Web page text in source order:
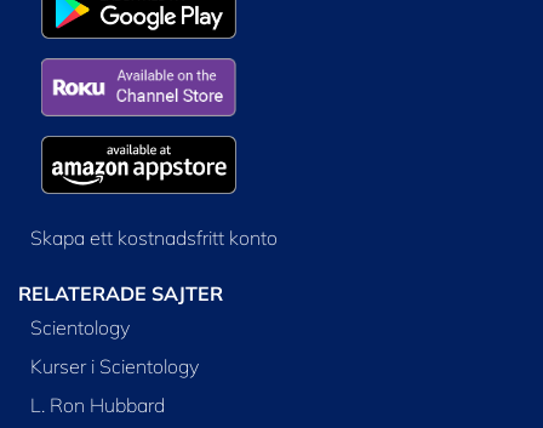
Skapa ett kostnadsfritt konto
RELATERADE SAJTER
Scientology
Kurser i Scientology
L. Ron Hubbard